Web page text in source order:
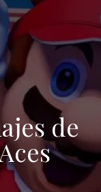
de